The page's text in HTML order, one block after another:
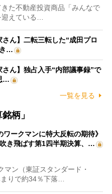
た不動産投資商品「みんなで
えている…
さん】二転三転した“成田プロ
き…
さん】独占入手“内部議事録”で
…
一覧を見る
柄」
ワークマンに特大反転の期待》
き飛ばす第1四半期決算、…
ン（東証スタンダード・
りで約34％下落…